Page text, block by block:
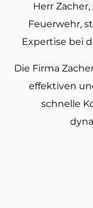
Herr
Feuerwehr,
Expertise bei
Die Firma
effektiven
schnelle